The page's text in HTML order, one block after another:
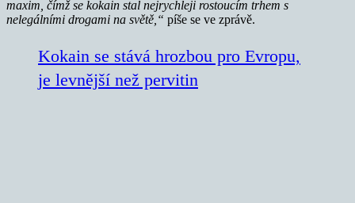
maxim, čímž se kokain stal nejrychleji rostoucím trhem s
nelegálními drogami na světě,“ píše se ve zprávě.
Kokain se stává hrozbou pro Evropu,
je levnější než pervitin